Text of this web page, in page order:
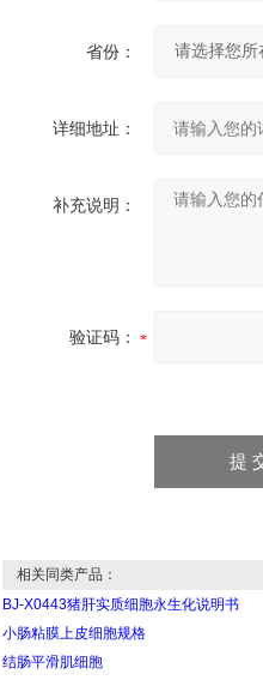
省份：
详细地址：
补充说明：
验证码：
相关同类产品：
BJ-X0443猪肝实质细胞永生化说明书
小肠粘膜上皮细胞规格
结肠平滑肌细胞